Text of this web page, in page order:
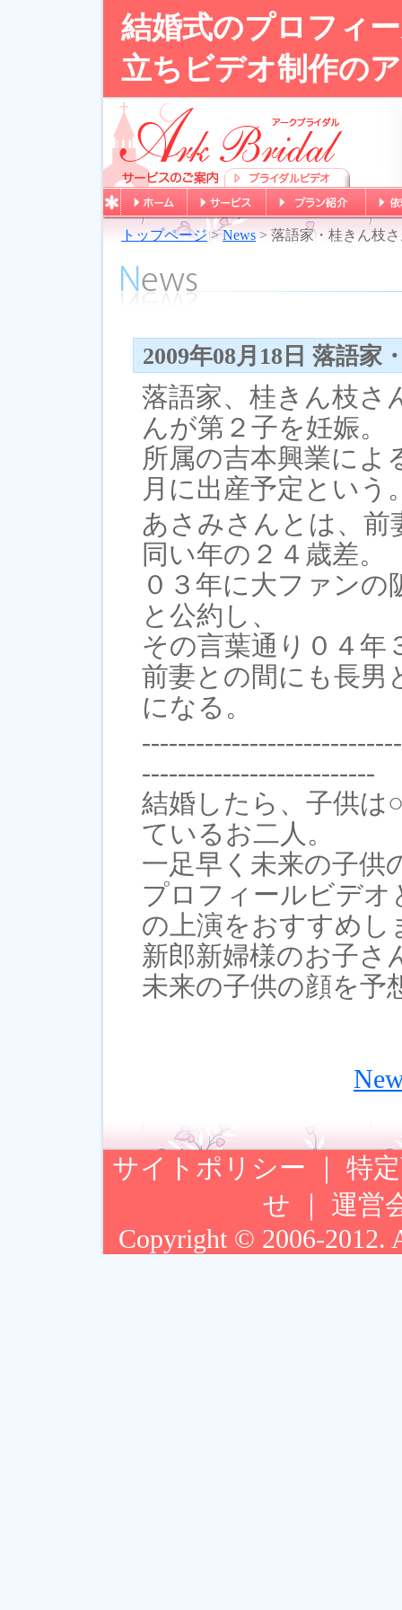
結婚式のプロフィ
立ちビデオ制作の
トップページ>News > 落語家・桂きん枝
2009年08月18日 落語家
落語家、桂きん枝さ
んが第２子を妊娠。
所属の吉本興業によ
月に出産予定という
あさみさんとは、前
同い年の２４歳差。
０３年に大ファン
と公約し、
その言葉通り０４年
前妻との間にも長男
になる。
--------------------------
結婚したら、子供は
ているお二人。
一足早く未来の子供
プロフィールビデオ
の上演をおすすめし
新郎新婦様のお子さ
未来の子供の顔を予
サイトポリシー ｜ 特
せ ｜ 運営
Copyright © 2006-2012.